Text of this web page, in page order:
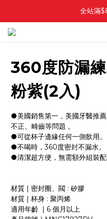
全站滿
360度防漏
粉紫(2入)
●美國銷售第一，美國牙醫推
不正、畸齒等問題 。
●可從杯子邊緣任何一側飲用。
●不喝時，360度密封不漏水。
●清潔超方便，無需額外組裝配
材質 | 密封圈、閥 : 矽膠
材質 | 杯身 : 聚丙烯
適用年齡  | 6 個月以上